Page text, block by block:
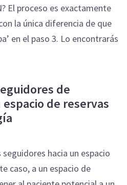
El proceso es exactamente
la única diferencia de que
en el paso 3. Lo encontrarás
de
de reservas
hacia un espacio
caso, a un espacio de